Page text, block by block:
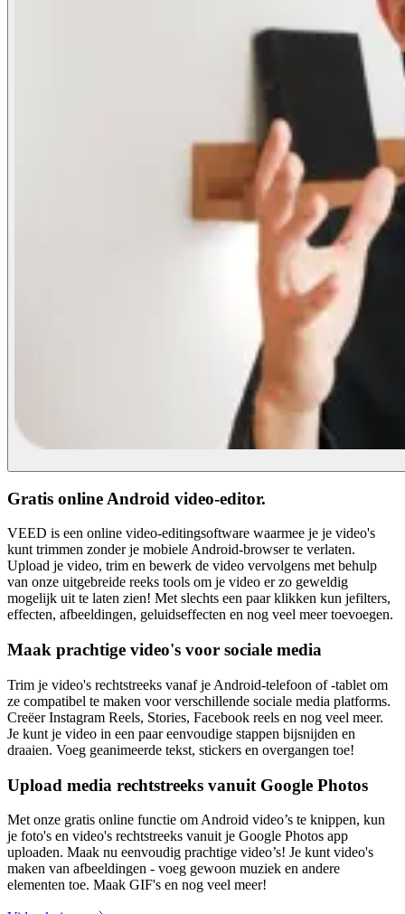
Gratis online Android video-editor.
VEED is een online video-editingsoftware waarmee je je video's
kunt trimmen zonder je mobiele Android-browser te verlaten.
Upload je video, trim en bewerk de video vervolgens met behulp
van onze uitgebreide reeks tools om je video er zo geweldig
mogelijk uit te laten zien! Met slechts een paar klikken kun jefilters,
effecten, afbeeldingen, geluidseffecten en nog veel meer toevoegen.
Maak prachtige video's voor sociale media
Trim je video's rechtstreeks vanaf je Android-telefoon of -tablet om
ze compatibel te maken voor verschillende sociale media platforms.
Creëer Instagram Reels, Stories, Facebook reels en nog veel meer.
Je kunt je video in een paar eenvoudige stappen bijsnijden en
draaien. Voeg geanimeerde tekst, stickers en overgangen toe!
Upload media rechtstreeks vanuit Google Photos
Met onze gratis online functie om Android video’s te knippen, kun
je foto's en video's rechtstreeks vanuit je Google Photos app
uploaden. Maak nu eenvoudig prachtige video’s! Je kunt video's
maken van afbeeldingen - voeg gewoon muziek en andere
elementen toe. Maak GIF's en nog veel meer!